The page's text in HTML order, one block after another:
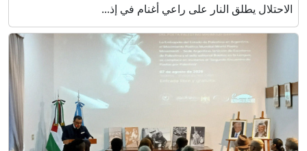
الاحتلال يطلق النار على راعي أغنام في إذ...